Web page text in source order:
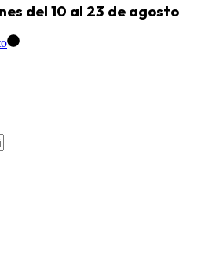
del 10 al 23 de agosto